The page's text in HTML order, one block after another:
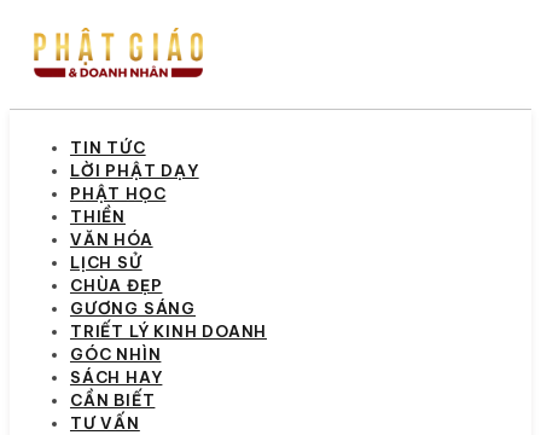
TIN TỨC
LỜI PHẬT DẠY
PHẬT HỌC
THIỀN
VĂN HÓA
LỊCH SỬ
CHÙA ĐẸP
GƯƠNG SÁNG
TRIẾT LÝ KINH DOANH
GÓC NHÌN
SÁCH HAY
CẦN BIẾT
TƯ VẤN